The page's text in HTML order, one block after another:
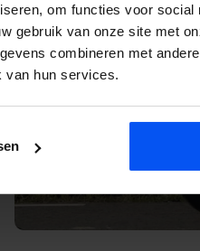
om functies voor social
gebruik van onze site met
combineren met
van hun services.